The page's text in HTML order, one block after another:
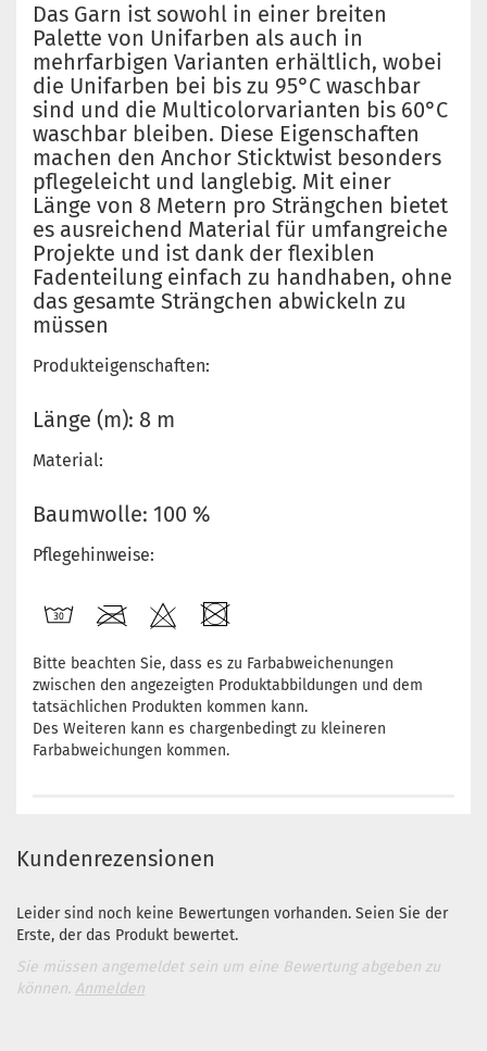
Das Garn ist sowohl in einer breiten
Palette von Unifarben als auch in
mehrfarbigen Varianten erhältlich, wobei
die Unifarben bei bis zu 95°C waschbar
sind und die Multicolorvarianten bis 60°C
waschbar bleiben. Diese Eigenschaften
machen den Anchor Sticktwist besonders
pflegeleicht und langlebig. Mit einer
Länge von 8 Metern pro Strängchen bietet
es ausreichend Material für umfangreiche
Projekte und ist dank der flexiblen
Fadenteilung einfach zu handhaben, ohne
das gesamte Strängchen abwickeln zu
müssen
Produkteigenschaften:
Länge (m): 8 m
Material:
Baumwolle: 100 %
Pflegehinweise:
Bitte beachten Sie, dass es zu Farbabweichenungen
zwischen den angezeigten Produktabbildungen und dem
tatsächlichen Produkten kommen kann.
Des Weiteren kann es chargenbedingt zu kleineren
Farbabweichungen kommen.
Kundenrezensionen
Leider sind noch keine Bewertungen vorhanden. Seien Sie der
Erste, der das Produkt bewertet.
Sie müssen angemeldet sein um eine Bewertung abgeben zu
können. Anmelden